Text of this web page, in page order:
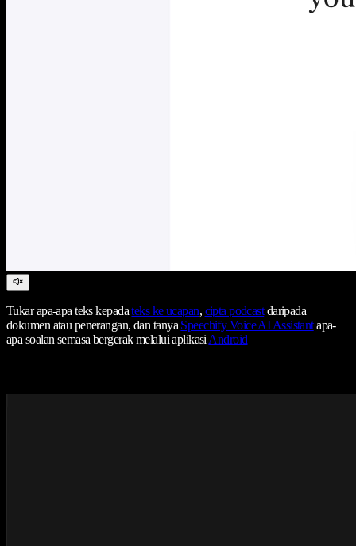
Tukar apa-apa teks kepadateks ke ucapan, cipta podcastdaripada
dokumen atau penerangan, dan tanyaSpeechify Voice AI Assistantapa-
apa soalan semasa bergerak melalui aplikasiAndroid